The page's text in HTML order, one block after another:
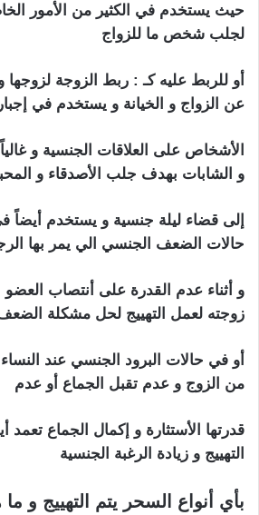
حيث يستخدم في الكثير من الأمور
لجلب شخص ما للزواج
أو للربط عليه كـ : ربط الزوجة لزوجها
عن الزواج و الخيانة و يستخدم في إجبار
الأشخاص على العلاقات الجنسية و
و الشابات بهدف جلب الأصدقاء و
إلى قضاء ليلة جنسية و يستخدم أيضاً
حالات الضعف الجنسي الي يمر بها
و أثناء عدم القدرة على أنتصاب العضو
زوجته لعمل التهييج لحل مشكلة
أو في حالات البرود الجنسي عند
من الزوج و عدم تقبل الجماع أو عدم
قدرتها الأستثارة و إكمال الجماع
التهييج و زيادة الرغبة الجنسية
بأي أنواع السحر يتم التهييج و